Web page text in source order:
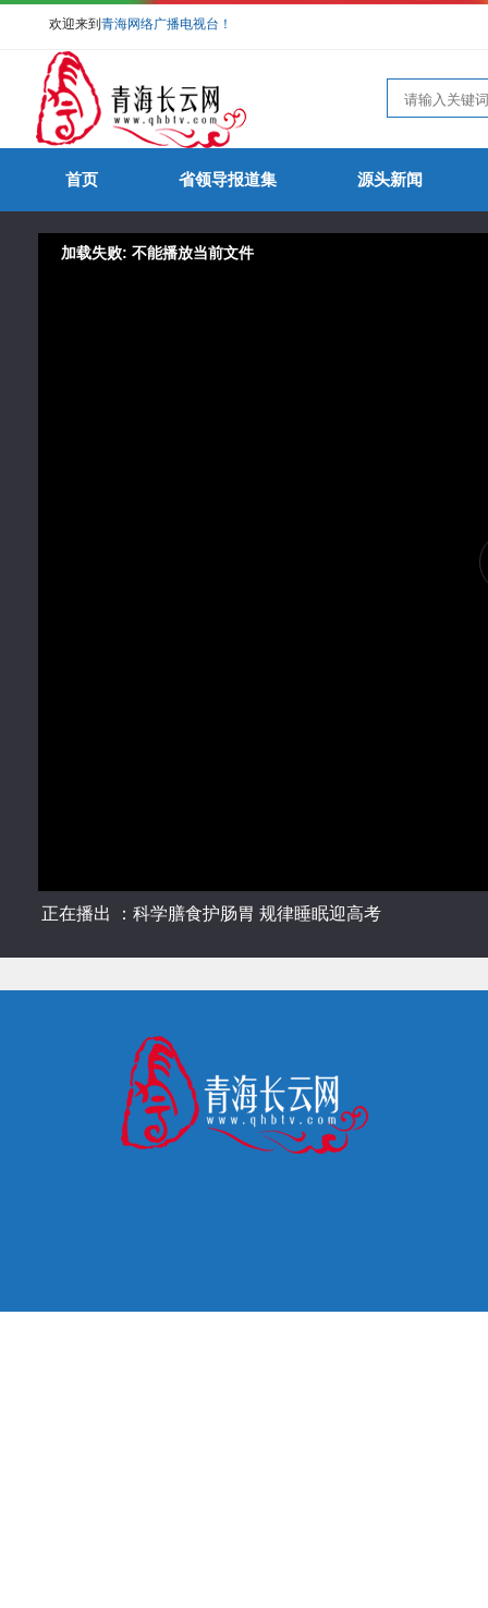
欢迎来到 青海网络广播电视台！
首页 省领导报道集 源头新闻
加载失败: 不能播放当前文件
正在播出 ：科学膳食护肠胃 规律睡眠迎高考